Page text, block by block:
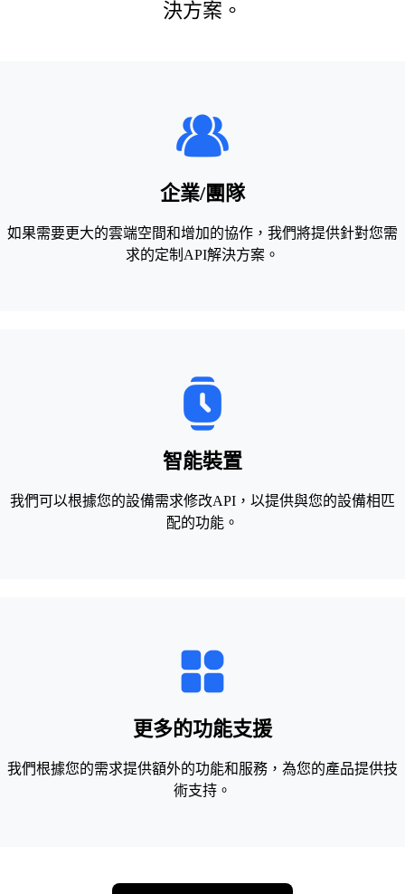
決方案。
企業/團隊
如果需要更大的雲端空間和增加的協作，我們將提供針對您需
求的定制API解決方案。
智能裝置
我們可以根據您的設備需求修改API，以提供與您的設備相匹
配的功能。
更多的功能支援
我們根據您的需求提供額外的功能和服務，為您的產品提供技
術支持。